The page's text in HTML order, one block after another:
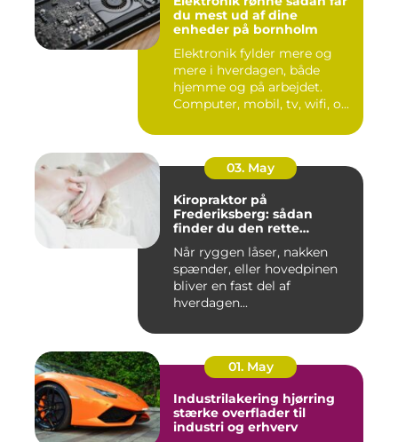
du mest ud af dine
enheder på bornholm
Elektronik fylder mere og
mere i hverdagen, både
hjemme og på arbejdet.
Computer, mobil, tv, wifi, o...
03. May
Kiropraktor på
Frederiksberg: sådan
finder du den rette
Når ryggen låser, nakken
spænder, eller hovedpinen
bliver en fast del af
hverdagen...
01. May
Industrilakering hjørring
stærke overflader til
industri og erhverv